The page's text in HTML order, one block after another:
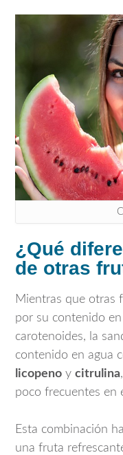
¿Qué
de otras
Mientras que otras
por su contenido
carotenoides, la
contenido en agua
licopeno y citrulina
poco frecuentes en
Esta combinación
una fruta